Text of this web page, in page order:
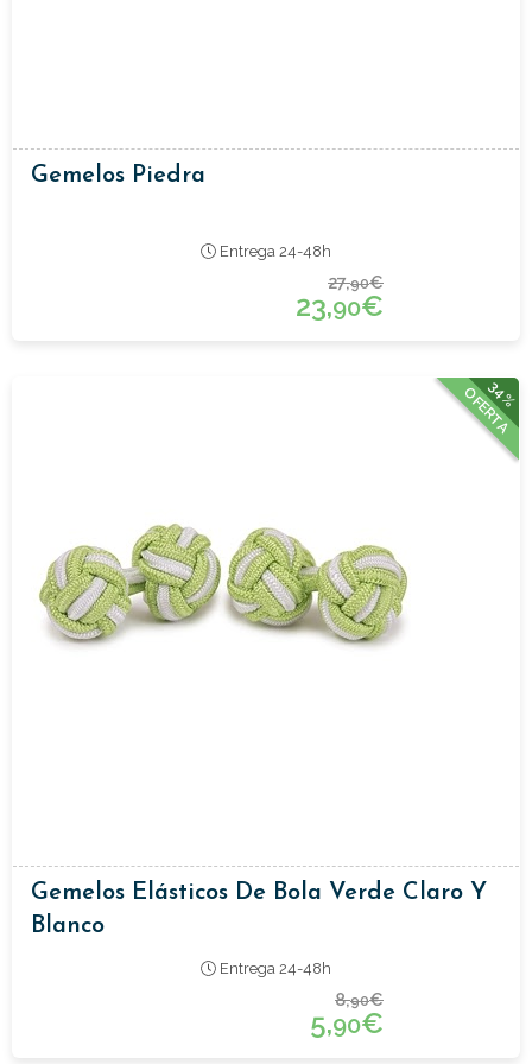
Gemelos Piedra
Entrega 24-48h
27,90€
23,90€
34%
OFERTA
Gemelos Elásticos De Bola Verde Claro Y
Blanco
Entrega 24-48h
8,90€
5,90€